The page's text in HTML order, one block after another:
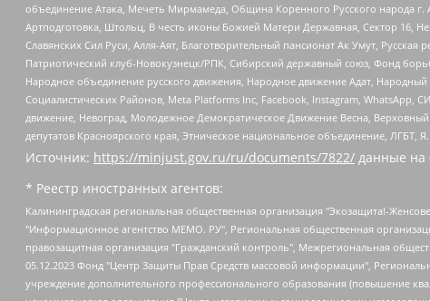
объединение Атака, Мечеть Мирмамеда, Община Коренного Русского народа г.
Артподготовка, Штольц, В честь иконы Божией Матери Державная, Сектор 16,
Славянских Сил Руси, Алля-Аят, Благотворительный пансионат Ак Умут,
Патриотический клуб-Новокузнецк/РПК, Сибирский державный союз, Фонд
Народное объединение русского движения, Народное движение Адат,
Социалистических Районов, Meta Platforms Inc, Facebook, Instagram, WhatsApp,
движение, Невоград, Молодежное Демократическое Движение Весна,
депутатов Красноярского края, Этническое национальное объединение, ЛГБТ,
Источник: https://minjust.gov.ru/ru/documents/7822/ данные на
* Реестр иностранных агентов:
Калининградская региональная общественная организация "Экозащита!-Женсовет", Фонд содействия защите прав и свобод граждан "Общественный вердикт", Фонд "Институт Развития Свободы Информации", Частное учреждение "Информационное агентство МЕМО. РУ", Региональная общественная организация "Общественная комиссия по сохранению наследия академика Сахарова", Фонд поддержки свободы прессы, Санкт-Петербургская общественная правозащитная организация "Гражданский контроль", Межрегиональная общественная организация "Информационно-просветительский центр "Мемориал", Региональный Фонд "Центр Защиты Прав Средств Массовой Информации", с 05.12.2023 Фонд "Центр Защиты Прав Средств массовой информации", Региональная общественная благотворительная организация помощи беженцам и мигрантам "Гражданское содействие", Негосударственное образовательное учреждение дополнительного профессионального образования (повышение квалификации) специалистов "АКАДЕМИЯ ПО ПРАВАМ ЧЕЛОВЕКА", Свердловская региональная общественная организация "Сутяжник", Автономная некоммерческая организация "Центр независимых социологических исследований", Союз общественных объединений "Российский исследовательский центр по правам человека", Региональное общественное учреждение научно-информационный центр "МЕМОРИАЛ", Некоммерческая организация "Фонд защиты гласности", Автономная некоммерческая организация "Институт прав человека", Городская общественная организация "Екатеринбургское общество "МЕМОРИАЛ", Городская общественная организация "Рязанское историко-просветительское и правозащитное общество "Мемориал" (Рязанский Мемориал), Челябинский региональный орган общественной самодеятельности – женское общественное объединение "Женщины Евразии", Челябинский региональный орган общественной самодеятельности "Уральская правозащитная группа", Фонд содействия защите здоровья и социальной справедливости имени Андрея Рылькова, Автономная Некоммерческая Организация "Аналитический Центр Юрия Левады", Автономная некоммерческая организация социальной поддержки населения "Проект Апрель", Региональная общественная организация помощи женщинам и детям, находящимся в кризисной ситуации "Информационно-методический центр "Анна", Фонд содействия развитию массовых коммуникаций и правовому просвещению "Так-так-Так", Фонд содействия устойчивому развитию "Серебряная тайга", Свердловский региональный общественный фонд социальных проектов "Новое время", "Idel.Реалии", Кавказ.Реалии, Крым.Реалии, Телеканал Настоящее Время, Татаро-башкирская служба Радио Свобода (Azatliq Radiosi), Радио Свободная Европа/Радио Свобода (PCE/PC), "Сибирь.Реалии", "Фактограф", Благотворительный фонд помощи осужденным и их семьям, Автономная некоммерческая организация "Институт глобализации и социальных движений", Фонд "В защиту прав заключенных", Частное учреждение "Центр поддержки и содействия развитию средств массовой информации", Пензенский региональный общественный благотворительный фонд "Гражданский союз", "Север.Реалии", Некоммерческая организация Фонд "Правовая инициатива", Общество с ограниченной ответственностью "Радио Свободная Европа/Радио Свобода", Чешское информационное агентство "MEDIUM-ORIENT", Красноярская региональная общественная организация "Мы против СПИДа", Камалягин Денис Николаевич, Маркелов Сергей Евгеньевич, Пономарев Лев Александрович, Савицкая Людмила Алексеевна, Автономная некоммерческая организация "Центр по работе с проблемой насилия "НАСИЛИЮ.НЕТ",